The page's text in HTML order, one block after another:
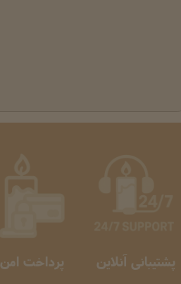
پرداخت امن پشتیبانی آنلاین